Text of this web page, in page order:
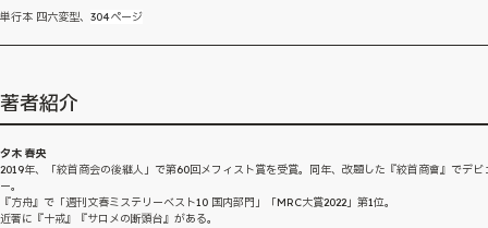
単行本 四六変型、 304ページ
著者紹介
夕木 春央
2019年、「絞首商会の後継人」で第60回メフィスト賞を受賞。同年、改題した『絞首商會』でデビ
ー。
『方舟』で「週刊文春ミステリーベスト10 国内部門」「MRC大賞2022」第1位。
近著に『十戒』『サロメの断頭台』がある。